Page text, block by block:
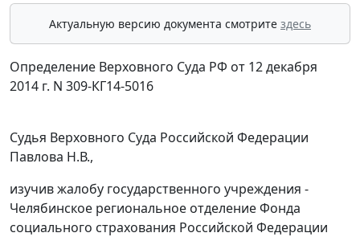
Актуальную версию документа смотрите здесь
Определение Верховного Суда РФ от 12 декабря
2014 г. N 309-КГ14-5016
Судья Верховного Суда Российской Федерации
Павлова Н.В.,
изучив жалобу государственного учреждения -
Челябинское региональное отделение Фонда
социального страхования Российской Федерации